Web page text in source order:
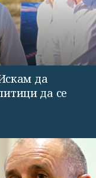
да
да се